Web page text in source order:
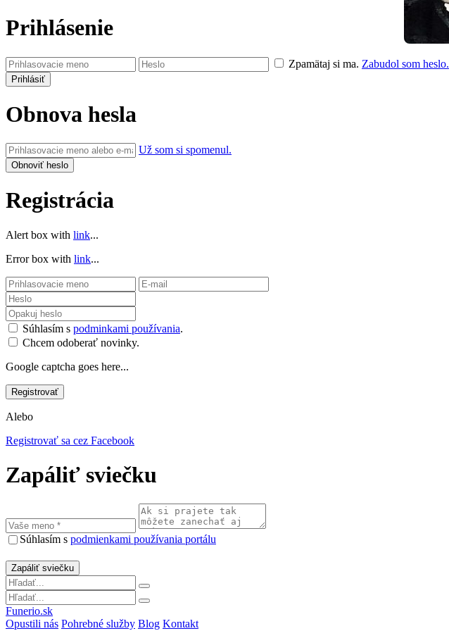
Prihlásenie
Zpamätaj si ma. Zabudol som heslo.
Obnova hesla
Už som si spomenul.
Registrácia
Alert box with link...
Error box with link...
Súhlasím s podminkami používania.
Chcem odoberať novinky.
Google captcha goes here...
Alebo
Registrovať sa cez Facebook
Zapáliť sviečku
Súhlasím s podmienkami používania portálu
Funerio.sk
Opustili nás Pohrebné služby Blog Kontakt